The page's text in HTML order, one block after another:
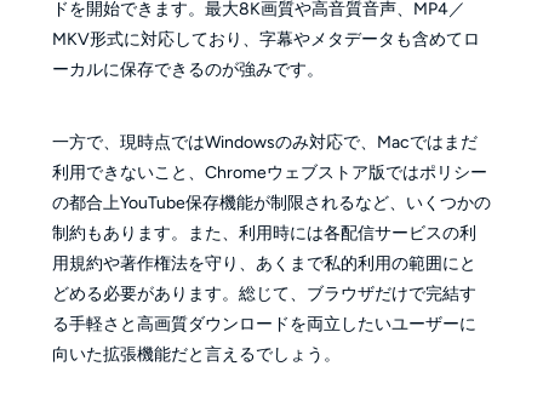
ドを開始できます。最大8K画質や高音質音声、MP4／
MKV形式に対応しており、字幕やメタデータも含めてロ
ーカルに保存できるのが強みです。
一方で、現時点ではWindowsのみ対応で、Macではまだ
利用できないこと、Chromeウェブストア版ではポリシー
の都合上YouTube保存機能が制限されるなど、いくつかの
制約もあります。また、利用時には各配信サービスの利
用規約や著作権法を守り、あくまで私的利用の範囲にと
どめる必要があります。総じて、ブラウザだけで完結す
る手軽さと高画質ダウンロードを両立したいユーザーに
向いた拡張機能だと言えるでしょう。